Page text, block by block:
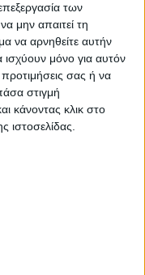
των
μην απαιτεί τη
να αρνηθείτε αυτήν
ισχύουν μόνο για αυτόν
σας ή να
στιγμή
κάνοντας κλικ στο